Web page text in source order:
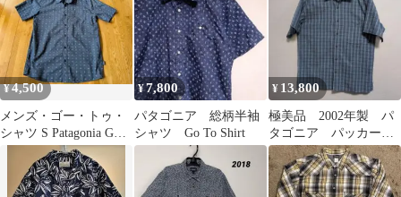
¥4,500
メンズ・ゴー・トゥ・
シャツ S Patagonia GO
TO SHIRT
¥7,800
パタゴニア 総柄半袖
シャツ Go To Shirt
¥ 13,800
極美品 2002年製 パ
タゴニア パッカーウ
ェアシャツ